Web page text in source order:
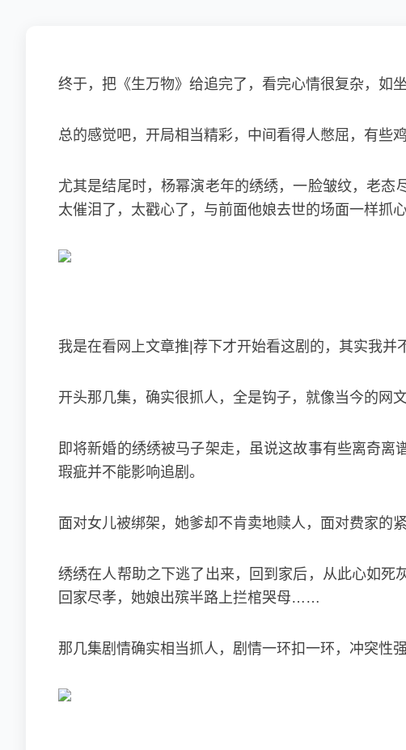
终于，把《生万物》给追完了，看完心情很复杂，如
总的感觉吧，开局相当精彩，中间看得人憋屈，有些
尤其是结尾时，杨幂演老年的绣绣，一脸皱纹，老
太催泪了，太戳心了，与前面他娘去世的场面一样抓心
我是在看网上文章推|荐下才开始看这剧的，其实我并
开头那几集，确实很抓人，全是钩子，就像当今的网
即将新婚的绣绣被马子架走，虽说这故事有些离奇
瑕疵并不能影响追剧。
面对女儿被绑架，她爹却不肯卖地赎人，面对费家的
绣绣在人帮助之下逃了出来，回到家后，从此心如
回家尽孝，她娘出殡半路上拦棺哭母……
那几集剧情确实相当抓人，剧情一环扣一环，冲突性